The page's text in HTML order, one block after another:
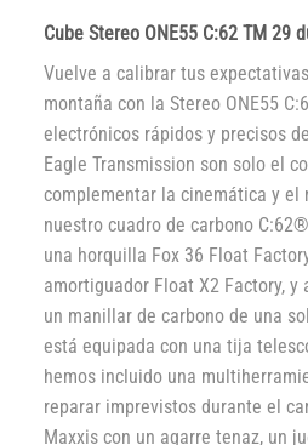
Cube Stereo ONE55 C:62 TM 29
Vuelve a calibrar tus
montaña con la Stereo ONE55
electrónicos rápidos y precisos
Eagle Transmission son solo el
complementar la cinemática y el
nuestro cuadro de carbono
una horquilla Fox 36 Float
amortiguador Float X2 Factory,
un manillar de carbono de una
está equipada con una tija
hemos incluido una
reparar imprevistos durante el
Maxxis con un agarre tenaz, un